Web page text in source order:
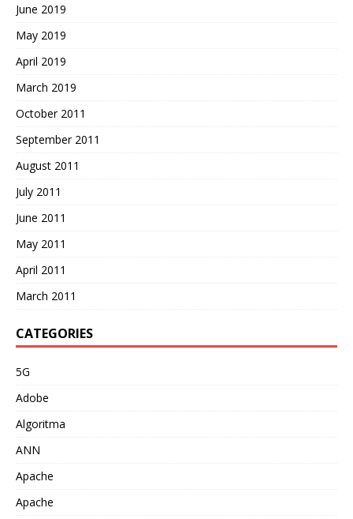
June 2019
May 2019
April 2019
March 2019
October 2011
September 2011
August 2011
July 2011
June 2011
May 2011
April 2011
March 2011
CATEGORIES
5G
Adobe
Algoritma
ANN
Apache
Apache